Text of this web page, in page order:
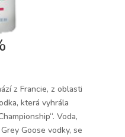
z Francie, z oblasti
která vyhrála
Voda,
Goose vodky, se